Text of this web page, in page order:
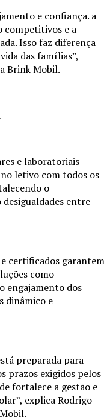
e confiança. a
competitivos e a
Isso faz diferença
das famílias”,
Brink Mobil.
e laboratoriais
letivo com todos os
o
entre
certificados garantem
como
engajamento dos
dinâmico e
preparada para
prazos exigidos pelos
fortalece a gestão e
explica Rodrigo